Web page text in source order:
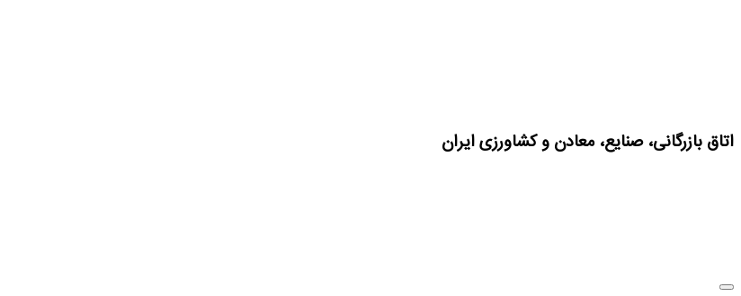
اتاق بازرگانی، صنایع، معادن و کشاورزی ایران